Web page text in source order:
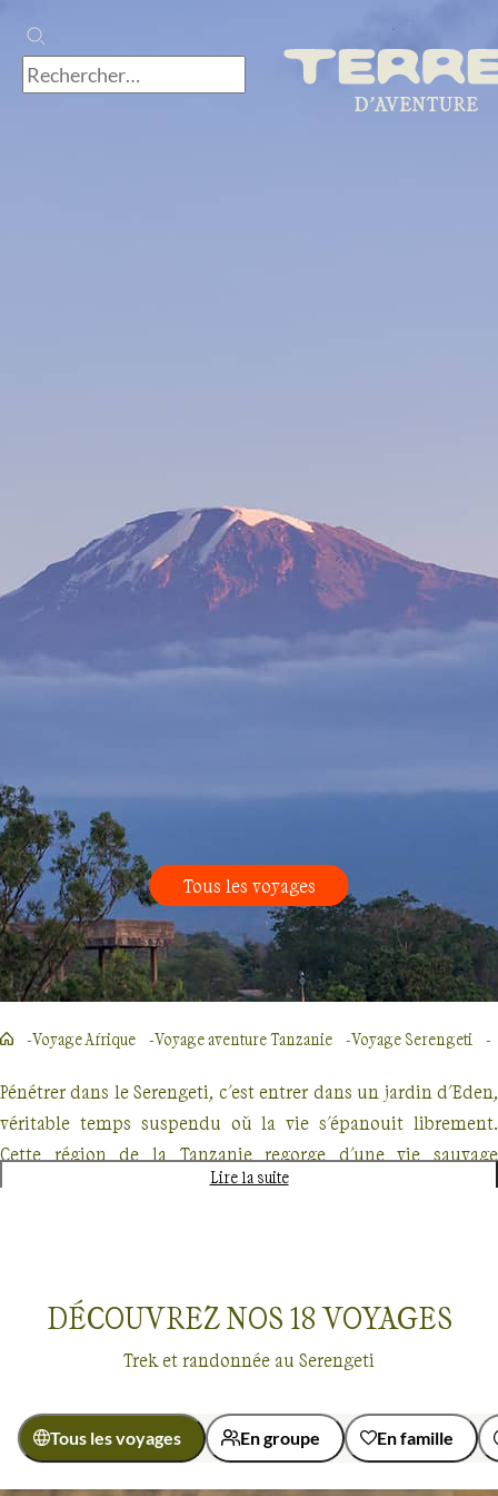
Tous les voyages
Voyage Afrique Voyage aventure Tanzanie Voyage Serengeti
Pénétrer dans le Serengeti, c'est entrer dans un jardin d'Eden,
véritable temps suspendu où la vie s'épanouit librement.
Cette région de la Tanzanie regorge d'une vie sauvage
incroyablement diverse, pivot d'une biodiversité en pleine
splendides savanes dorées. Unique, la grande migration des
Il n'y a pas que les animaux, les Massaïs, fiers défenseurs de
leur culture ancestrale, peuplent aussi ces terres.
Lire la suite
DÉCOUVREZ NOS 18VOYAGES
Trek et randonnée au Serengeti
Tous les voyages En groupe En famille